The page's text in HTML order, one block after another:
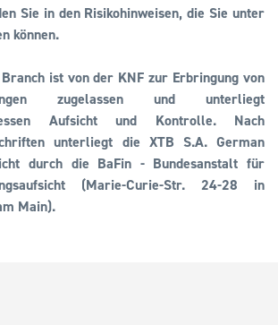
Sie in den Risikohinweisen, die Sie unter
können.
ist von der KNF zur Erbringung von
zugelassen und unterliegt
Aufsicht und Kontrolle. Nach
unterliegt die XTB S.A. German
durch die BaFin - Bundesanstalt für
(Marie-Curie-Str. 24-28 in
Main).